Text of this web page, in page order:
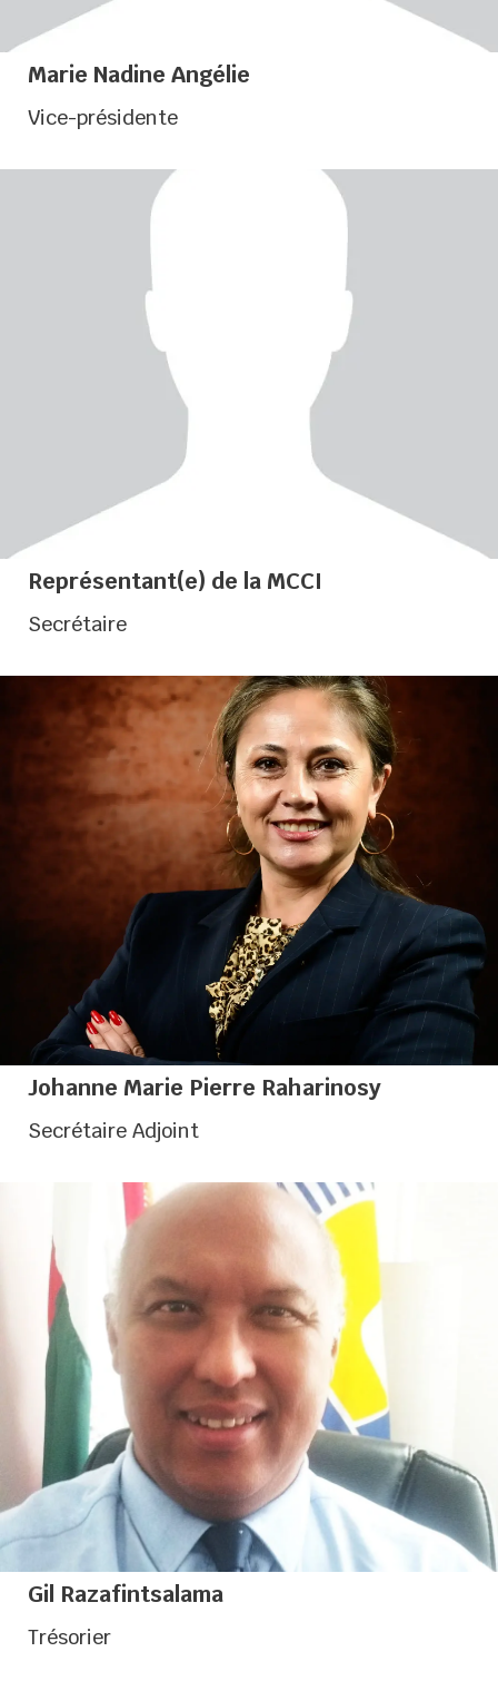
Marie Nadine Angélie
Vice-présidente
Représentant(e) de la MCCI
Représentant(e) de la MCCI
Secrétaire
Présidente de la CCI France Madagascar
Johanne Marie Pierre Raharinosy
Secrétaire Adjoint
Président de la Chambre de Commerce et
d’Industrie d’Antananarivo
Gil Razafintsalama
Trésorier